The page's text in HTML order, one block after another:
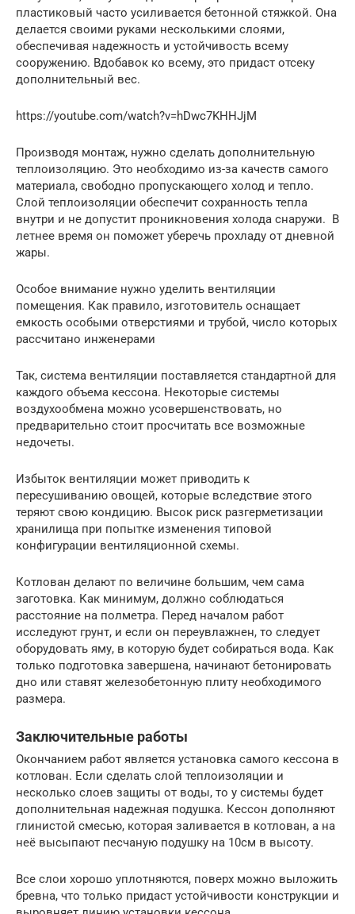
пластиковый часто усиливается бетонной стяжкой. Она
делается своими руками несколькими слоями,
обеспечивая надежность и устойчивость всему
сооружению. Вдобавок ко всему, это придаст отсеку
дополнительный вес.
https://youtube.com/watch?v=hDwc7KHHJjM
Производя монтаж, нужно сделать дополнительную
теплоизоляцию. Это необходимо из-за качеств самого
материала, свободно пропускающего холод и тепло.
Слой теплоизоляции обеспечит сохранность тепла
внутри и не допустит проникновения холода снаружи. В
летнее время он поможет уберечь прохладу от дневной
жары.
Особое внимание нужно уделить вентиляции
помещения. Как правило, изготовитель оснащает
емкость особыми отверстиями и трубой, число которых
рассчитано инженерами
Так, система вентиляции поставляется стандартной для
каждого объема кессона. Некоторые системы
воздухообмена можно усовершенствовать, но
предварительно стоит просчитать все возможные
недочеты.
Избыток вентиляции может приводить к
пересушиванию овощей, которые вследствие этого
теряют свою кондицию. Высок риск разгерметизации
хранилища при попытке изменения типовой
конфигурации вентиляционной схемы.
Котлован делают по величине большим, чем сама
заготовка. Как минимум, должно соблюдаться
расстояние на полметра. Перед началом работ
исследуют грунт, и если он переувлажнен, то следует
оборудовать яму, в которую будет собираться вода. Как
только подготовка завершена, начинают бетонировать
дно или ставят железобетонную плиту необходимого
размера.
Заключительные работы
Окончанием работ является установка самого кессона в
котлован. Если сделать слой теплоизоляции и
несколько слоев защиты от воды, то у системы будет
дополнительная надежная подушка. Кессон дополняют
глинистой смесью, которая заливается в котлован, а на
неё высыпают песчаную подушку на 10см в высоту.
Все слои хорошо уплотняются, поверх можно выложить
бревна, что только придаст устойчивости конструкции и